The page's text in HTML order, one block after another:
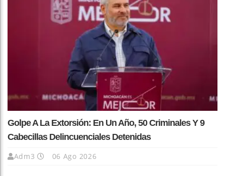
Golpe A La Extorsión: En Un Año, 50 Criminales Y 9
Cabecillas Delincuenciales Detenidas
Adm3 06 Ago 2026